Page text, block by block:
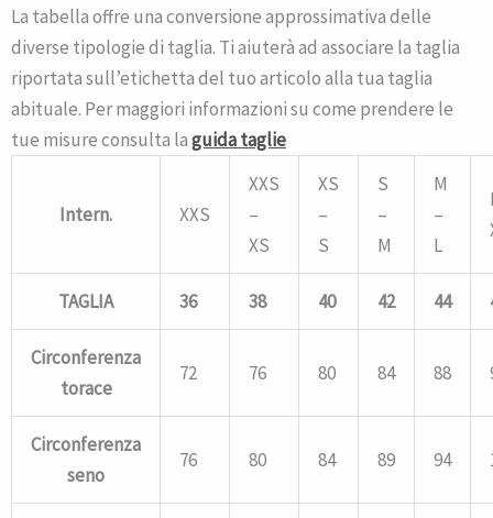
La tabella offre una conversione approssimativa delle
diverse tipologie di taglia. Ti aiuterà ad associare la taglia
riportata sull’etichetta del tuo articolo alla tua taglia
abituale. Per maggiori informazioni su come prendere le
tue misure consulta laguida taglie
Intern. XXS
XXS
–
XS
XS
–
S
S
–
M
M
–
L
TAGLIA 36 38 40 42 44
Circonferenza
torace
72 76 80 84 88
Circonferenza
seno
76 80 84 89 94